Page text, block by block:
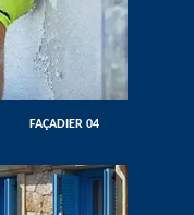
FAÇADIER 04